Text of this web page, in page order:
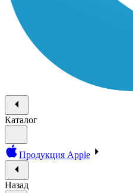
Каталог
Продукция Apple
Назад